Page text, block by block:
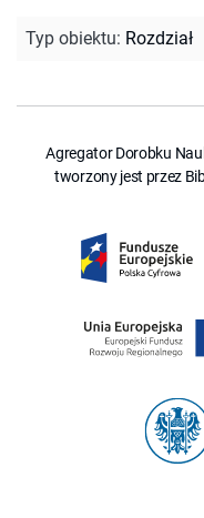
Typ obiektu: Rozdział
Agregator Dorobku
tworzony jest przez